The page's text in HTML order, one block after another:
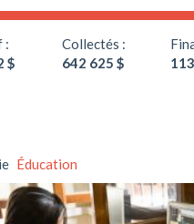
:
$
Collectés :
642 625 $
Éducation